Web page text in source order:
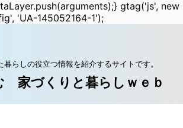
gtag('js', new
'UA-145052164-1');
らしの役立つ情報を紹介するサイトです。
家づくりと暮らしｗｅｂ